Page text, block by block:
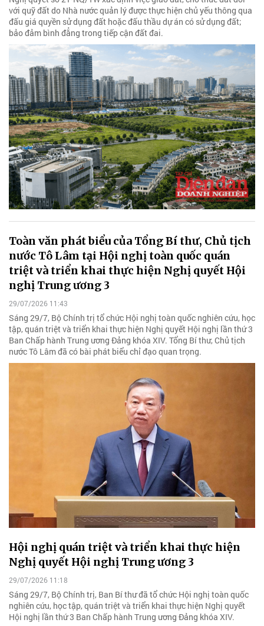
với quỹ đất do Nhà nước quản lý được thực hiện chủ yếu thông qua
đấu giá quyền sử dụng đất hoặc đấu thầu dự án có sử dụng đất;
bảo đảm bình đẳng trong tiếp cận đất đai.
Toàn văn phát biểu của Tổng Bí thư, Chủ tịch
nước Tô Lâm tại Hội nghị toàn quốc quán
triệt và triển khai thực hiện Nghị quyết Hội
nghị Trung ương 3
29/07/2026 11:43
Sáng 29/7, Bộ Chính trị tổ chức Hội nghị toàn quốc nghiên cứu, học
tập, quán triệt và triển khai thực hiện Nghị quyết Hội nghị lần thứ 3
Ban Chấp hành Trung ương Đảng khóa XIV. Tổng Bí thư, Chủ tịch
nước Tô Lâm đã có bài phát biểu chỉ đạo quan trọng.
Hội nghị quán triệt và triển khai thực hiện
Nghị quyết Hội nghị Trung ương 3
29/07/2026 11:18
Sáng 29/7, Bộ Chính trị, Ban Bí thư đã tổ chức Hội nghị toàn quốc
nghiên cứu, học tập, quán triệt và triển khai thực hiện Nghị quyết
Hội nghị lần thứ 3 Ban Chấp hành Trung ương Đảng khóa XIV.